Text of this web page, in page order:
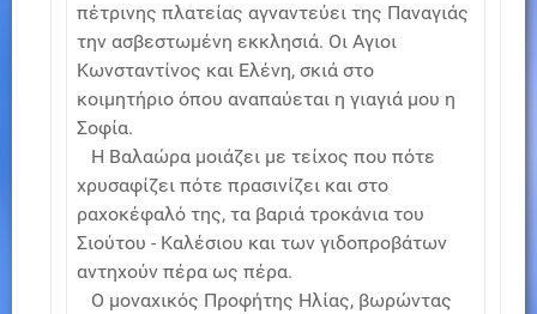
πέτρινης πλατείας αγναντεύει της Παναγιάς
την ασβεστωμένη εκκλησιά. Οι Αγιοι
Κωνσταντίνος και Ελένη, σκιά στο
κοιμητήριο όπου αναπαύεται η γιαγιά μου η
Σοφία.
Η Βαλαώρα μοιάζει με τείχος που πότε
χρυσαφίζει πότε πρασινίζει και στο
ραχοκέφαλό της, τα βαριά τροκάνια του
Σιούτου - Καλέσιου και των γιδοπροβάτων
αντηχούν πέρα ως πέρα.
Ο μοναχικός Προφήτης Ηλίας, βωρώντας